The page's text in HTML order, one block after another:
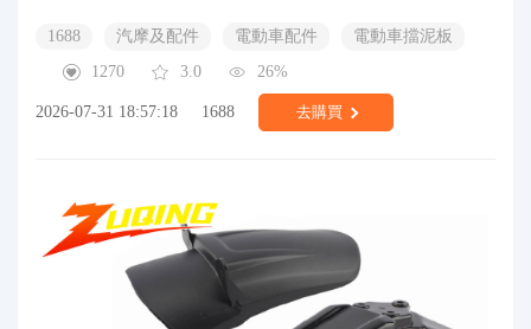
1688 汽摩及配件 電動車配件
電動車擋泥板
1270
3.0 26%
2026-07-31 18:57:18 1688 去購買